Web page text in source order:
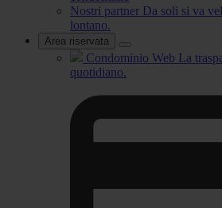
Nostri partner Da soli si va
lontano.
Area riservata
Condominio Web La
quotidiano.